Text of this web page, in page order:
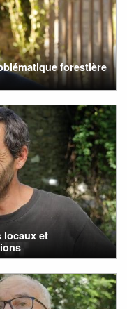
forestière
locaux et